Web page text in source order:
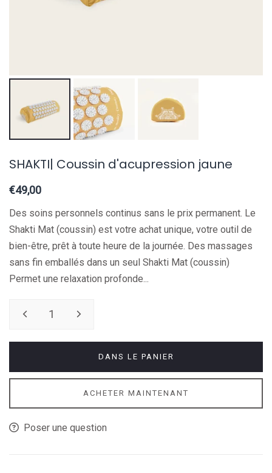
SHAKTI| Coussin d'acupression jaune
€49,00
Des soins personnels continus sans le prix permanent. Le
Shakti Mat (coussin) est votre achat unique, votre outil de
bien-être, prêt à toute heure de la journée. Des massages
sans fin emballés dans un seul Shakti Mat (coussin)
Permet une relaxation profonde...
DANS LE PANIER
ACHETER MAINTENANT
Poser une question